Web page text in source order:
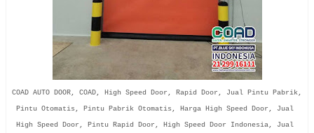
COAD AUTO DOOR, COAD, High Speed Door, Rapid Door, Jual Pintu Pabrik,
Pintu Otomatis, Pintu Pabrik Otomatis, Harga High Speed Door, Jual
High Speed Door, Pintu Rapid Door, High Speed Door Indonesia, Jual